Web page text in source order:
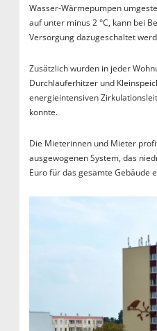
Wasser-Wärmepumpen
auf unter minus 2 °C, kann bei
Versorgung dazugeschaltet
Zusätzlich wurden in jeder
Durchlauferhitzer und
energieintensiven
konnte.
Die Mieterinnen und Mieter
ausgewogenen System, das
Euro für das gesamte Gebäude